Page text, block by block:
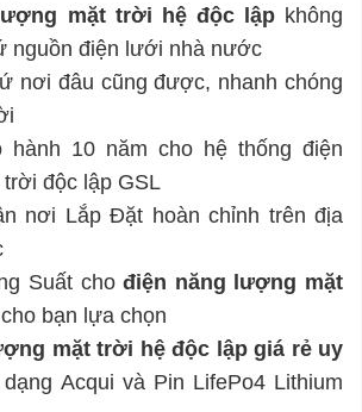
mặt trời hệ độc lậpkhông
nguồn điện lưới nhà nước
nơi đâu cũng được, nhanh chóng
hành 10 năm cho hệ thống điện
độc lập GSL
nơi Lắp Đặt hoàn chỉnh trên địa
Suất chođiện năng lượng mặt
cho bạn lựa chọn
mặt trời hệ độc lậpgiá rẻ uy
dạng Acqui và Pin LifePo4 Lithium